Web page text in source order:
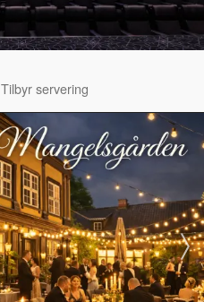
Tilbyr servering